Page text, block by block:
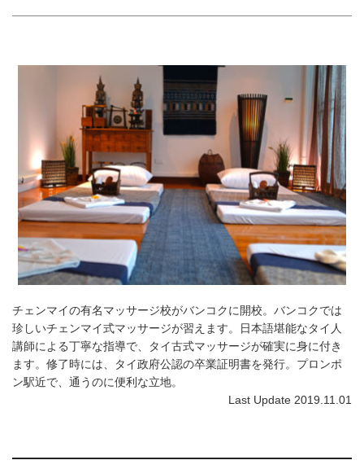
チェンマイの有名マッサージ校がバンコクに開校。バンコクでは
珍しいチェンマイ式マッサージが習えます。日本語堪能なタイ人
講師による丁寧な指導で、タイ古式マッサージが確実に身に付き
ます。修了時には、タイ政府公認の卒業証明書を発行。プロンポ
ン駅近で、通うのに便利な立地。
Last Update 2019.11.01